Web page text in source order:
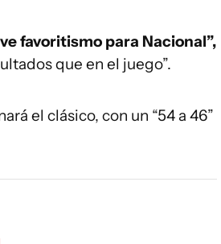
favoritismo para Nacional”,
que en el juego”.
el clásico, con un “54 a 46”